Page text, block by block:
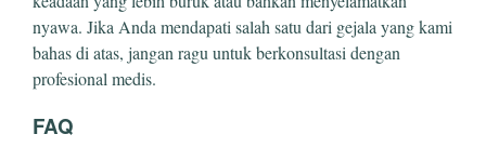
nyawa. Jika Anda mendapati salah satu dari gejala yang kami
bahas di atas, jangan ragu untuk berkonsultasi dengan
profesional medis.
FAQ